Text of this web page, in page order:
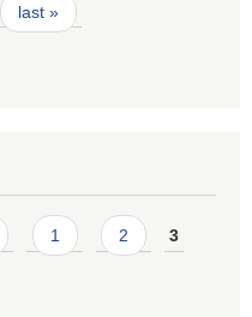
last »
1 2 3